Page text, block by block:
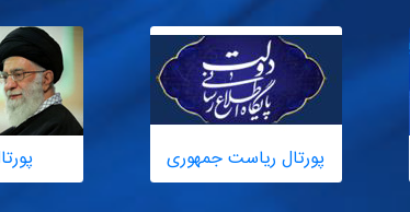
پورتال ریاست جمهوری